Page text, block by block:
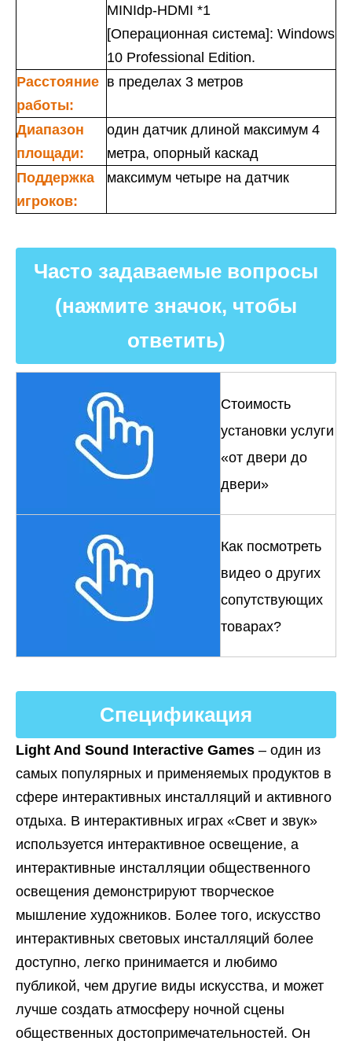
MINIdp-HDMI *1
[Операционная система]: Windows
10 Professional Edition.
Расстояние
работы:
в пределах 3 метров
Диапазон
площади:
один датчик длиной максимум 4
метра, опорный каскад
Поддержка
игроков:
максимум четыре на датчик
Часто задаваемые вопросы
(нажмите значок, чтобы
ответить)
Стоимость
установки услуги
«от двери до
двери»
Как посмотреть
видео о других
сопутствующих
товарах?
Спецификация
Light And Sound Interactive Games – один из
самых популярных и применяемых продуктов в
сфере интерактивных инсталляций и активного
отдыха. В интерактивных играх «Свет и звук»
используется интерактивное освещение, а
интерактивные инсталляции общественного
освещения демонстрируют творческое
мышление художников. Более того, искусство
интерактивных световых инсталляций более
доступно, легко принимается и любимо
публикой, чем другие виды искусства, и может
лучше создать атмосферу ночной сцены
общественных достопримечательностей. Он